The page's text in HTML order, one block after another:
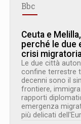
Bbc
Ceuta e
perché le due
crisi
Le due città
confine terrestre
decenni sono il
frontiere,
rapporti
emergenza
più delicati